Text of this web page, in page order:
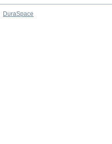
DuraSpace